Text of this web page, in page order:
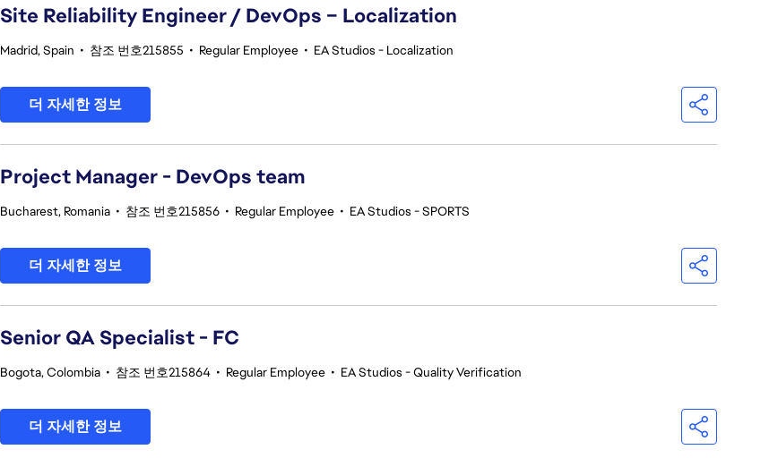
Site Reliability Engineer / DevOps – Localization
Madrid, Spain • 참조 번호215855 • Regular Employee • EA Studios - Localization
더 자세한 정보
Project Manager - DevOps team
Bucharest, Romania • 참조 번호215856 • Regular Employee • EA Studios - SPORTS
더 자세한 정보
Senior QA Specialist - FC
Bogota, Colombia • 참조 번호215864 • Regular Employee • EA Studios - Quality Verification
더 자세한 정보